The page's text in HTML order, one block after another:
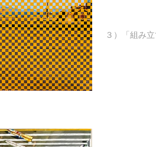
３）「組み